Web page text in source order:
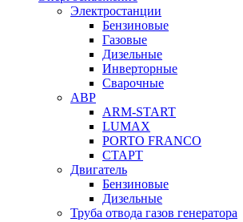
Электростанции
Бензиновые
Газовые
Дизельные
Инверторные
Сварочные
АВР
ARM-START
LUMAX
PORTO FRANCO
СТАРТ
Двигатель
Бензиновые
Дизельные
Труба отвода газов генератора